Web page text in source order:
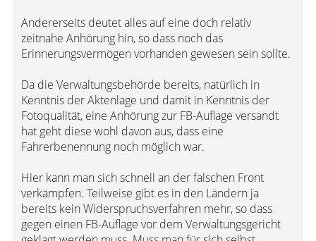
Andererseits deutet alles auf eine doch relativ
zeitnahe Anhörung hin, so dass noch das
Erinnerungsvermögen vorhanden gewesen sein sollte.
Da die Verwaltungsbehörde bereits, natürlich in
Kenntnis der Aktenlage und damit in Kenntnis der
Fotoqualität, eine Anhörung zur FB-Auflage versandt
hat geht diese wohl davon aus, dass eine
Fahrerbenennung noch möglich war.
Hier kann man sich schnell an der falschen Front
verkämpfen. Teilweise gibt es in den Ländern ja
bereits kein Widerspruchsverfahren mehr, so dass
gegen einen FB-Auflage vor dem Verwaltungsgericht